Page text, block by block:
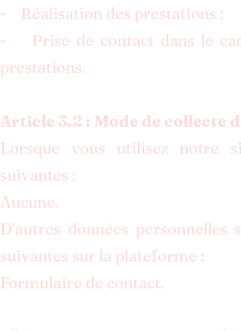
- Réalisation des prestations ;
- Prise de contact dans le
prestations.
Article 3.2 : Mode de collecte
Lorsque vous utilisez notre
suivantes :
Aucune.
D’autres données
suivantes sur la plateforme :
Formulaire de contact.